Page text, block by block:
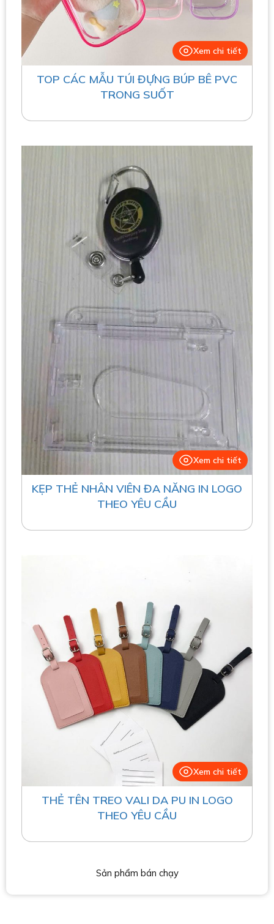
Sản phẩm bán chạy
Xem chi tiết
TOP CÁC MẪU TÚI ĐỰNG BÚP BÊ PVC
TRONG SUỐT
Xem chi tiết
KẸP THẺ NHÂN VIÊN ĐA NĂNG IN LOGO
THEO YÊU CẦU
Xem chi tiết
THẺ TÊN TREO VALI DA PU IN LOGO
THEO YÊU CẦU